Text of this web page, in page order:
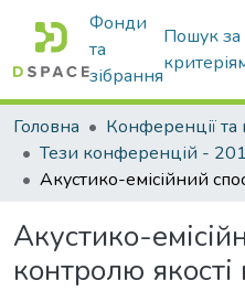
Фонди
та
зібрання
Пошук за
Головна
Тези конференцій -
Акустико-
контролю якості